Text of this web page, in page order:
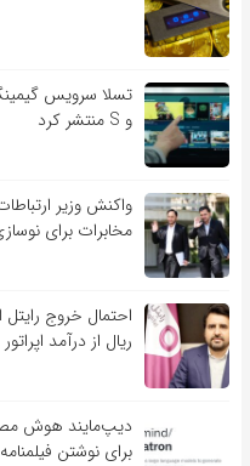
و S منتشر کرد
واکنش وزیر
مخابرات برای
ریال از درآمد
برای نوشتن فیلمنامه